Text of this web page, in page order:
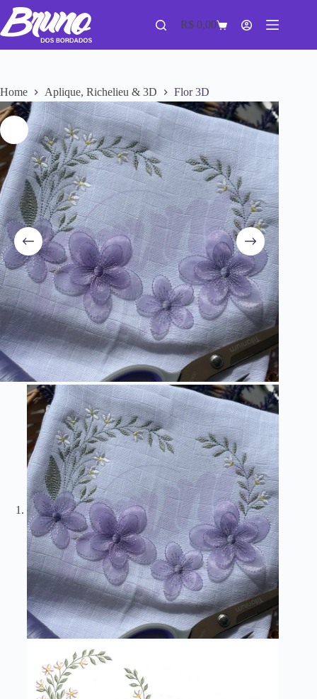
R$ 0,00
Home Aplique, Richelieu & 3D Flor 3D